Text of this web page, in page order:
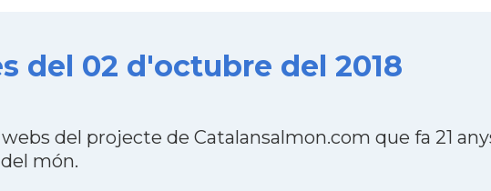
del 02 d'octubre del 2018
del projecte de Catalansalmon.com que fa 21
món.